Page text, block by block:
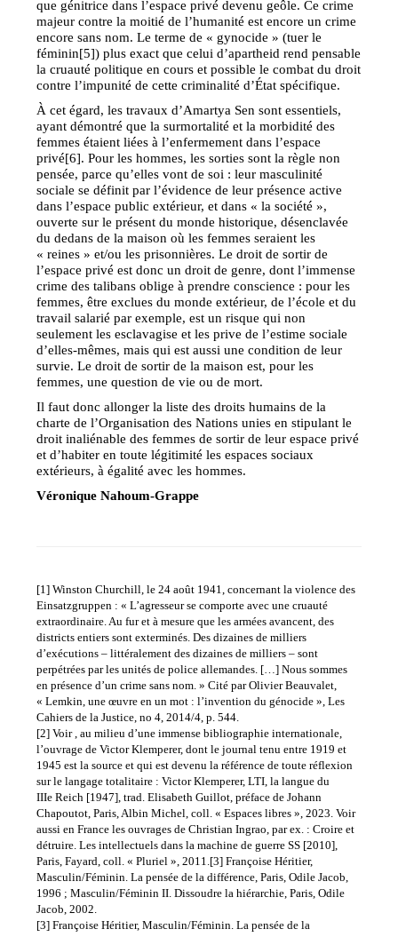
que génitrice dans l’espace privé devenu geôle. Ce crime
majeur contre la moitié de l’humanité est encore un crime
encore sans nom. Le terme de « gynocide » (tuer le
féminin[5]) plus exact que celui d’apartheid rend pensable
la cruauté politique en cours et possible le combat du droit
contre l’impunité de cette criminalité d’État spécifique.
À cet égard, les travaux d’Amartya Sen sont essentiels,
ayant démontré que la surmortalité et la morbidité des
femmes étaient liées à l’enfermement dans l’espace
privé[6]. Pour les hommes, les sorties sont la règle non
pensée, parce qu’elles vont de soi : leur masculinité
sociale se définit par l’évidence de leur présence active
dans l’espace public extérieur, et dans « la société »,
ouverte sur le présent du monde historique, désenclavée
du dedans de la maison où les femmes seraient les
« reines » et/ou les prisonnières. Le droit de sortir de
l’espace privé est donc un droit de genre, dont l’immense
crime des talibans oblige à prendre conscience : pour les
femmes, être exclues du monde extérieur, de l’école et du
travail salarié par exemple, est un risque qui non
seulement les esclavagise et les prive de l’estime sociale
d’elles-mêmes, mais qui est aussi une condition de leur
survie. Le droit de sortir de la maison est, pour les
femmes, une question de vie ou de mort.
Il faut donc allonger la liste des droits humains de la
charte de l’Organisation des Nations unies en stipulant le
droit inaliénable des femmes de sortir de leur espace privé
et d’habiter en toute légitimité les espaces sociaux
extérieurs, à égalité avec les hommes.
Véronique Nahoum-Grappe
[1] Winston Churchill, le 24 août 1941, concernant la violence des
Einsatzgruppen : « L’agresseur se comporte avec une cruauté
extraordinaire. Au fur et à mesure que les armées avancent, des
districts entiers sont exterminés. Des dizaines de milliers
d’exécutions – littéralement des dizaines de milliers – sont
perpétrées par les unités de police allemandes. […] Nous sommes
en présence d’un crime sans nom. » Cité par Olivier Beauvalet,
« Lemkin, une œuvre en un mot : l’invention du génocide », Les
Cahiers de la Justice, no 4, 2014/4, p. 544.
[2] Voir , au milieu d’une immense bibliographie internationale,
l’ouvrage de Victor Klemperer, dont le journal tenu entre 1919 et
1945 est la source et qui est devenu la référence de toute réflexion
sur le langage totalitaire : Victor Klemperer, LTI, la langue du
IIIe Reich [1947], trad. Elisabeth Guillot, préface de Johann
Chapoutot, Paris, Albin Michel, coll. « Espaces libres », 2023. Voir
aussi en France les ouvrages de Christian Ingrao, par ex. : Croire et
détruire. Les intellectuels dans la machine de guerre SS [2010],
Paris, Fayard, coll. « Pluriel », 2011.[3] Françoise Héritier,
Masculin/Féminin. La pensée de la différence, Paris, Odile Jacob,
1996 ; Masculin/Féminin II. Dissoudre la hiérarchie, Paris, Odile
Jacob, 2002.
[3] Françoise Héritier, Masculin/Féminin. La pensée de la